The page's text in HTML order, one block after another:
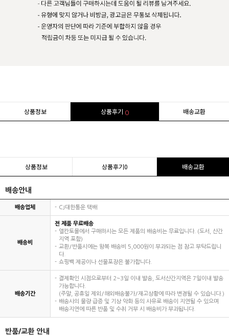
상품정보 상품후기 0 배송교환
상품정보 상품후기0 배송교환
배송안내
배송업체 CJ대한통운 택배
배송비
전 제품 무료배송
엘칸토몰에서 구매하시는 모든 제품의 배송비는 무료입니다. (도서, 산간
지역 포함)
교환/반품시에는 왕복 배송비 5,000원이 부과되는 점 참고 부탁드립니
다.
쇼핑백 제공이나 선물포장은 불가합니다.
배송기간
결제확인 시점으로부터 2~3일 이내 발송, 도서산간지역은 7일이내 발송
가능합니다.
(주말, 공휴일 제외/해외배송불가/재고상황에 따라 변경될 수 있습니다.)
배송사의 물량 급증 및 기상 악화 등의 사유로 배송이 지연될 수 있으며
배송지연에 따른 반품 및 수취 거부 시 배송비가 부과됩니다.
반품/교환 안내